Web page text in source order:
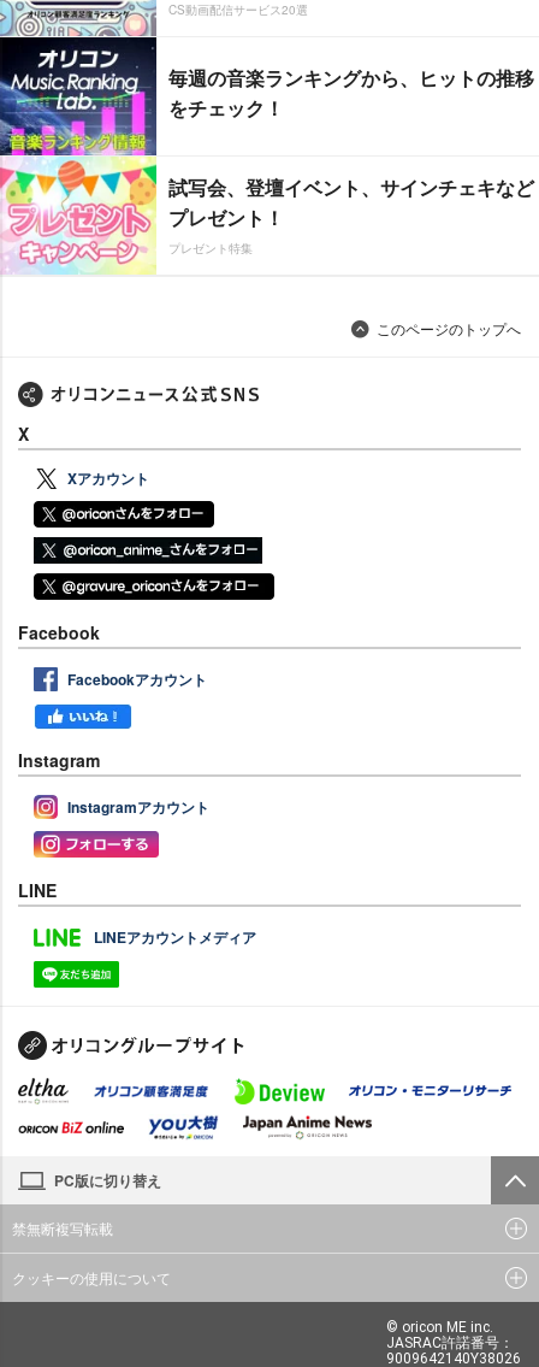
CS動画配信サービス20選
毎週の音楽ランキングから、ヒットの推移
をチェック！
試写会、登壇イベント、サインチェキなど
プレゼント！
プレゼント特集
このページのトップへ
X
Xアカウント
Facebook
Facebookアカウント
Instagram
Instagramアカウント
LINE
LINEアカウントメディア
PC版に切り替え
禁無断複写転載
クッキーの使用について
© oricon ME inc.
JASRAC許諾番号：
9009642140Y38026